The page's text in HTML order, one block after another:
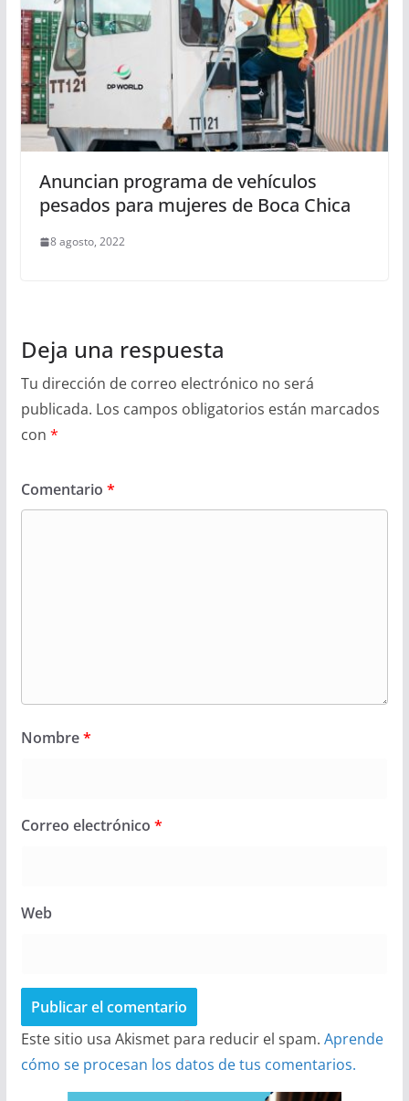
Anuncian programa de vehículos
pesados para mujeres de Boca Chica
8 agosto, 2022
Deja una respuesta
Tu dirección de correo electrónico no será
publicada. Los campos obligatorios están marcados
con *
Comentario *
Nombre*
Correo electrónico *
Web
Este sitio usa Akismet para reducir el spam. Aprende
cómo se procesan los datos de tus comentarios.